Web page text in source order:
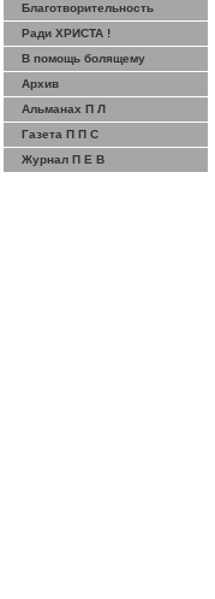
Благотворительность
Ради ХРИСТА !
В помощь болящему
Архив
Альманах П Л
Газета П П С
Журнал П Е В